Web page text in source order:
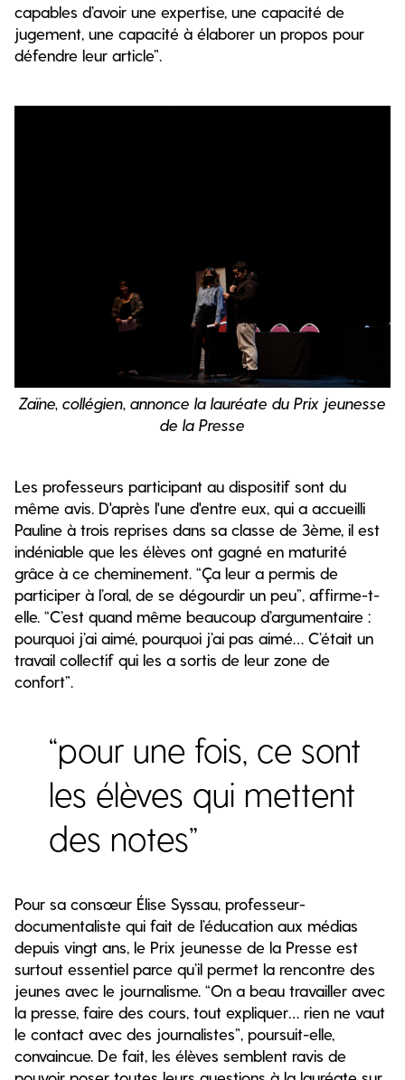
capables d’avoir une expertise, une capacité de
jugement, une capacité à élaborer un propos pour
défendre leur article”.
Zaïne, collégien, annonce la lauréate du Prix jeunesse
de la Presse
Les professeurs participant au dispositif sont du
même avis. D'après l'une d'entre eux, qui a accueilli
Pauline à trois reprises dans sa classe de 3ème, il est
indéniable que les élèves ont gagné en maturité
grâce à ce cheminement. “Ça leur a permis de
participer à l’oral, de se dégourdir un peu”, affirme-t-
elle. “C’est quand même beaucoup d’argumentaire :
pourquoi j’ai aimé, pourquoi j’ai pas aimé… C’était un
travail collectif qui les a sortis de leur zone de
confort”.
“pour une fois, ce sont
les élèves qui mettent
des notes”
Pour sa consœur Élise Syssau, professeur-
documentaliste qui fait de l’éducation aux médias
depuis vingt ans, le Prix jeunesse de la Presse est
surtout essentiel parce qu’il permet la rencontre des
jeunes avec le journalisme. “On a beau travailler avec
la presse, faire des cours, tout expliquer… rien ne vaut
le contact avec des journalistes”, poursuit-elle,
convaincue. De fait, les élèves semblent ravis de